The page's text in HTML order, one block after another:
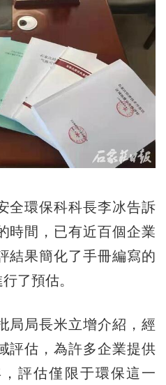
環保科科長李冰告訴
時間，已有近百個企業
結果簡化了手冊編寫的
了預估。
局長米立增介紹，經
評估，為許多企業提供
評估僅限于環保這一